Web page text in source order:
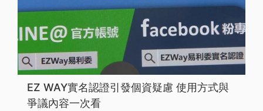
EZ WAY實名認證引發個資疑慮 使用方式與
爭議內容一次看